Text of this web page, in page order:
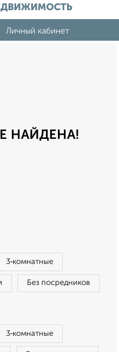
Личный кабинет
НАЙДЕНА!
3‑комнатные
Без посредников
3‑комнатные